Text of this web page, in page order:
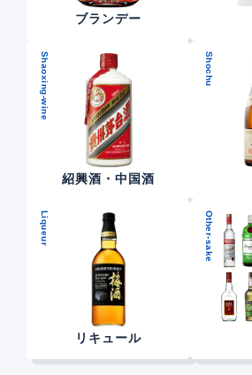
ブランデー
Shaoxing-wine
紹興酒・中国酒
Shochu
Liqueur
リキュール
Other-sake